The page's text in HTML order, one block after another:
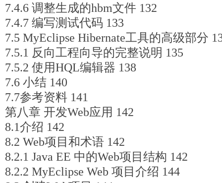
7.4.6 调整生成的hbm文件 132
7.4.7 编写测试代码 133
7.5 MyEclipse Hibernate工具的高级部分
7.5.1 反向工程向导的完整说明 135
7.5.2 使用HQL编辑器 138
7.6 小结 140
7.7参考资料 141
第八章 开发Web应用 142
8.1介绍 142
8.2 Web项目和术语 142
8.2.1 Java EE 中的Web项目结构 142
8.2.2 MyEclipse Web 项目介绍 144